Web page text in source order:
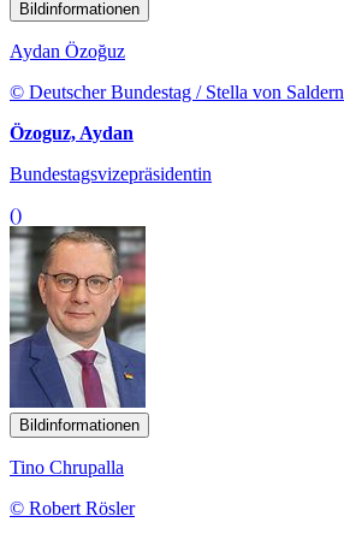
Bildinformationen
Aydan Özoğuz
© Deutscher Bundestag / Stella von Saldern
Özoguz, Aydan
Bundestagsvizepräsidentin
()
Bildinformationen
Tino Chrupalla
© Robert Rösler